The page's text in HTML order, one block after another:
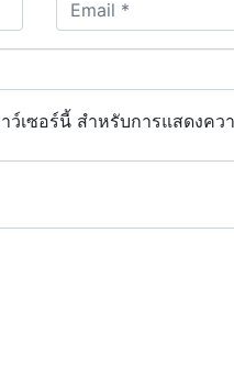
เซอร์นี้ สำหรับการแสดงคว